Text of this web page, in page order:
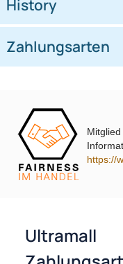
((0))
UVP 40,98 € * 37,25 €
passende
Zahlungsarten
https://